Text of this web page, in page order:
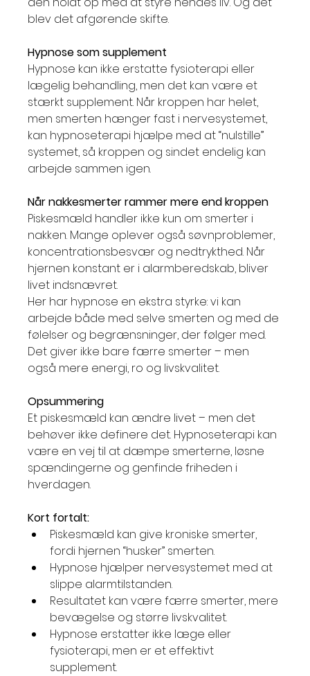
blev det afgørende skifte.
Hypnose som supplement
Hypnose kan ikke erstatte fysioterapi eller
lægelig behandling, men det kan være et
stærkt supplement. Når kroppen har helet,
men smerten hænger fast i nervesystemet,
kan hypnoseterapi hjælpe med at “nulstille”
systemet, så kroppen og sindet endelig kan
arbejde sammen igen.
Når nakkesmerter rammer mere end kroppen
Piskesmæld handler ikke kun om smerter i
nakken. Mange oplever også søvnproblemer,
koncentrationsbesvær og nedtrykthed. Når
hjernen konstant er i alarmberedskab, bliver
livet indsnævret.
Her har hypnose en ekstra styrke: vi kan
arbejde både med selve smerten og med de
følelser og begrænsninger, der følger med.
Det giver ikke bare færre smerter – men
også mere energi, ro og livskvalitet.
Opsummering
Et piskesmæld kan ændre livet – men det
behøver ikke definere det. Hypnoseterapi kan
være en vej til at dæmpe smerterne, løsne
spændingerne og genfinde friheden i
hverdagen.
Kort fortalt:
Piskesmæld kan give kroniske smerter,
fordi hjernen “husker” smerten.
Hypnose hjælper nervesystemet med at
slippe alarmtilstanden.
Resultatet kan være færre smerter, mere
bevægelse og større livskvalitet.
Hypnose erstatter ikke læge eller
fysioterapi, men er et effektivt
supplement.